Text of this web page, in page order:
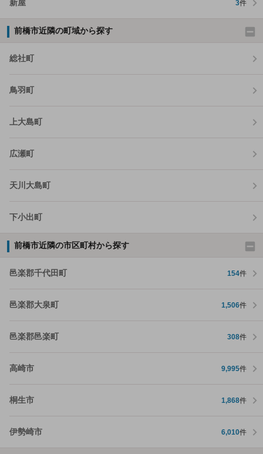
新屋 3件
前橋市近隣の町域から探す
総社町
鳥羽町
上大島町
広瀬町
天川大島町
下小出町
前橋市近隣の市区町村から探す
邑楽郡千代田町 154件
邑楽郡大泉町 1,506件
邑楽郡邑楽町 308件
高崎市 9,995件
桐生市 1,868件
伊勢崎市 6,010件